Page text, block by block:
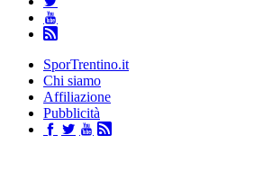
SporTrentino.it
Chi siamo
Affiliazione
Pubblicità